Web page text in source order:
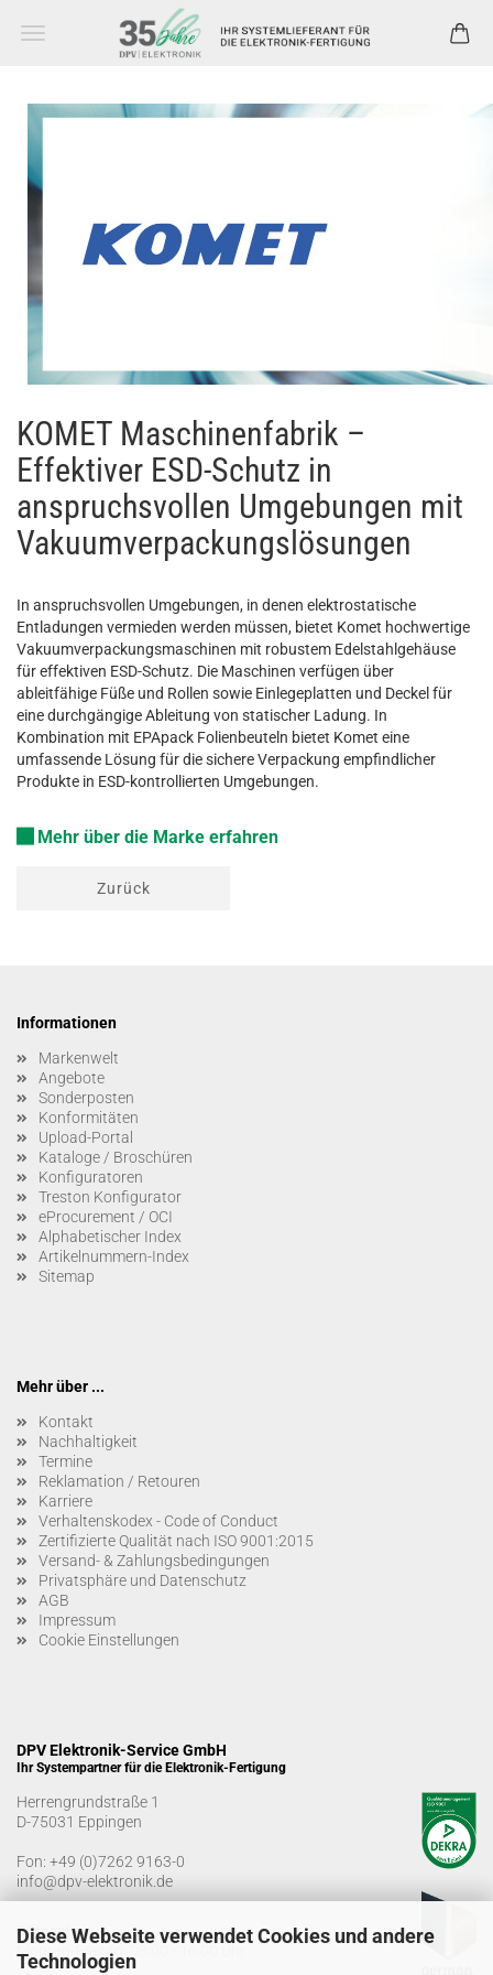
Diese Webseite verwendet Cookies und andere
Technologien
KOMET Maschinenfabrik –
Effektiver ESD-Schutz in
anspruchsvollen Umgebungen mit
Vakuumverpackungslösungen
In anspruchsvollen Umgebungen, in denen elektrostatische
Entladungen vermieden werden müssen, bietet Komet hochwertige
Vakuumverpackungsmaschinen mit robustem Edelstahlgehäuse
für effektiven ESD-Schutz. Die Maschinen verfügen über
ableitfähige Füße und Rollen sowie Einlegeplatten und Deckel für
eine durchgängige Ableitung von statischer Ladung. In
Kombination mit EPApack Folienbeuteln bietet Komet eine
umfassende Lösung für die sichere Verpackung empfindlicher
Produkte in ESD-kontrollierten Umgebungen.
Mehr über die Marke erfahren
Zurück
Informationen
Markenwelt
Angebote
Sonderposten
Konformitäten
Upload-Portal
Kataloge / Broschüren
Konfiguratoren
Treston Konfigurator
eProcurement / OCI
Alphabetischer Index
Artikelnummern-Index
Sitemap
Mehr über ...
Kontakt
Nachhaltigkeit
Termine
Reklamation / Retouren
Karriere
Verhaltenskodex - Code of Conduct
Zertifizierte Qualität nach ISO 9001:2015
Versand- & Zahlungsbedingungen
Privatsphäre und Datenschutz
AGB
Impressum
Cookie Einstellungen
DPV Elektronik-Service GmbH
Ihr Systempartner für die Elektronik-Fertigung
Herrengrundstraße 1
D-75031 Eppingen
Fon: +49 (0)7262 9163-0
info@dpv-elektronik.de
Bürozeiten
Montag-Freitag: 08:00 - 16:00 Uhr